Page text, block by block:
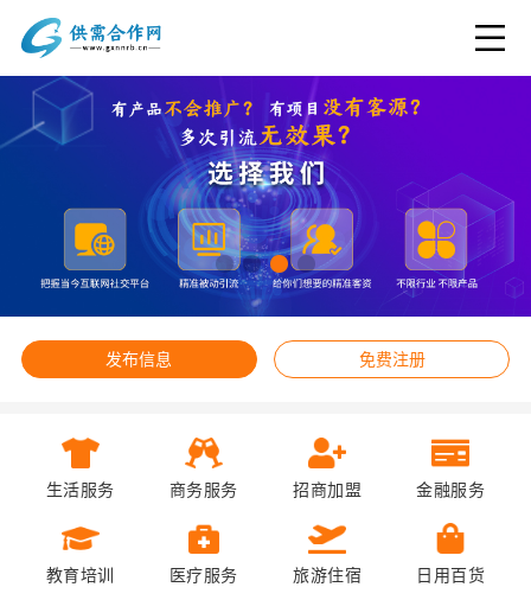
发布信息 免费注册
生活服务 商务服务 招商加盟 金融服务
教育培训 医疗服务 旅游住宿 日用百货